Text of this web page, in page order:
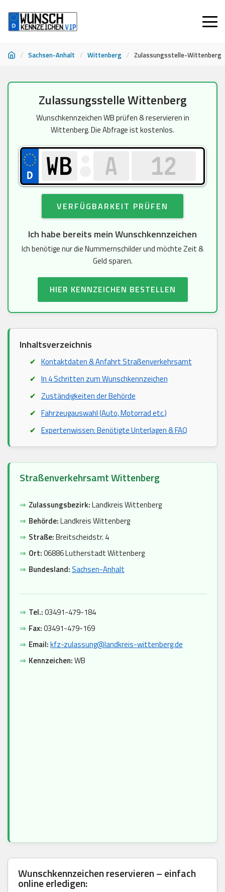
/ Sachsen-Anhalt / Wittenberg / Zulassungsstelle-Wittenberg
Zulassungsstelle Wittenberg
Wunschkennzeichen WB prüfen & reservieren in
Wittenberg. Die Abfrage ist kostenlos.
VERFÜGBARKEIT PRÜFEN
Ich habe bereits mein Wunschkennzeichen
Ich benötige nur die Nummernschilder und möchte Zeit &
Geld sparen.
HIER KENNZEICHEN BESTELLEN
Inhaltsverzeichnis
Kontaktdaten & Anfahrt Straßenverkehrsamt
In 4 Schritten zum Wunschkennzeichen
Zuständigkeiten der Behörde
Fahrzeugauswahl (Auto, Motorrad etc.)
Expertenwissen: Benötigte Unterlagen & FAQ
Straßenverkehrsamt Wittenberg
⇒ Zulassungsbezirk:Landkreis Wittenberg
⇒ Behörde:Landkreis Wittenberg
⇒ Straße:Breitscheidstr. 4
⇒ Ort:06886 Lutherstadt Wittenberg
⇒ Bundesland:Sachsen-Anhalt
⇒ Tel.:03491-479-184
⇒ Fax:03491-479-169
⇒ Email:kfz-zulassung@landkreis-wittenberg.de
⇒ Kennzeichen:WB
Wunschkennzeichen reservieren – einfach
online erledigen: